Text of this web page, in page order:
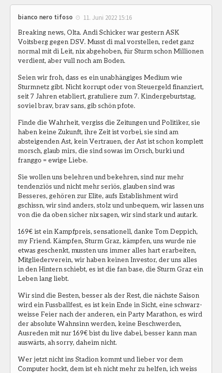
bianco nero tifoso 11. Juni 2022 15:16
Breaking news, Olta. Andi Schicker war gestern ASK
Voitsberg gegen DSV. Musst di mal vorstellen, redet ganz
normal mit di Leit, nix abgehoben, für Sturm schon Millionen
verdient, aber vull noch am Boden.
Seien wir froh, dass es ein unabhängiges Medium wie
Sturmnetz gibt. Nicht korrupt oder von Steuergeld finanziert,
seit 7 Jahren etabliert, gratuliere zum 7. Kindergeburtstag,
soviel brav, brav sans, gib schön pfote.
Finde die Wahrheit, vergiss die Zeitungen und Politiker, sie
haben keine Zukunft, ihre Zeit ist vorbei, sie sind am
absteigenden Ast, kein Vertrauen, der Ast ist schon komplett
morsch, glaub mirs, die sind sowas im Orsch, burki und
franggo = ewige Liebe.
Sie wollen uns belehren und bekehren, sind nur mehr
tendenziös und nicht mehr seriös, glauben sind was
Besseres, gehören zur Elite, aufs Establishment wird
gschissn, wir sind anders, stolz und unbequem, wir lassen uns
von die da oben sicher nix sagen, wir sind stark und autark.
169€ ist ein Kampfpreis, sensationell, danke Tom Deppich,
my Friend. Kämpfen, Sturm Graz, kämpfen, uns wurde nie
etwas geschenkt, mussten uns immer alles hart erarbeiten,
Mitgliederverein, wir haben keinen Investor, der uns alles
in den Hintern schiebt, es ist die fan base, die Sturm Graz ein
Leben lang liebt.
Wir sind die Besten, besser als der Rest, die nächste Saison
wird ein Fussballfest, es ist kein Ende in Sicht, eine schwarz-
weisse Feier nach der anderen, ein Party Marathon, es wird
der absolute Wahnsinn werden, keine Beschwerden,
Ausreden mit nur 169€ bist du live dabei, besser kann man
auswärts, ah sorry, daheim nicht.
Wer jetzt nicht ins Stadion kommt und lieber vor dem
Computer hockt, dem ist eh nicht mehr zu helfen, ich weiss